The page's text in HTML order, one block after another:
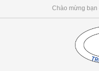
Chào mừng bạn